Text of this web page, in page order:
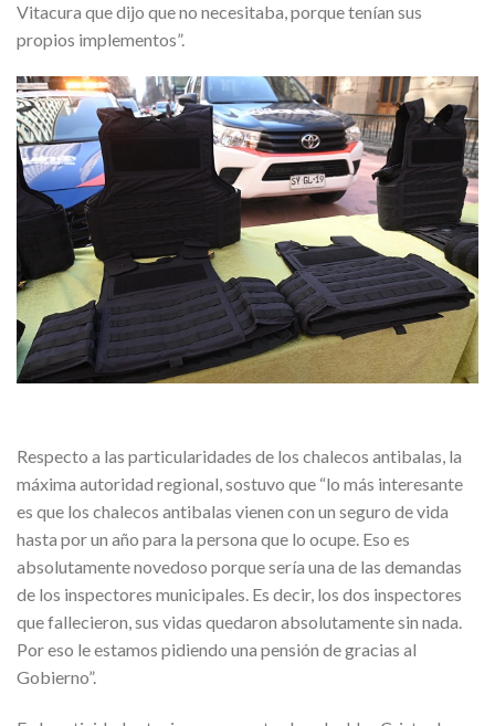
Vitacura que dijo que no necesitaba, porque tenían sus
propios implementos”.
Respecto a las particularidades de los chalecos antibalas, la
máxima autoridad regional, sostuvo que “lo más interesante
es que los chalecos antibalas vienen con un seguro de vida
hasta por un año para la persona que lo ocupe. Eso es
absolutamente novedoso porque sería una de las demandas
de los inspectores municipales. Es decir, los dos inspectores
que fallecieron, sus vidas quedaron absolutamente sin nada.
Por eso le estamos pidiendo una pensión de gracias al
Gobierno”.